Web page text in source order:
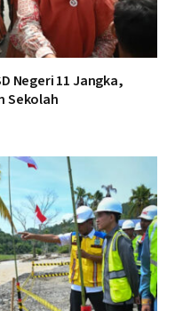
Negeri 11 Jangka,
Sekolah